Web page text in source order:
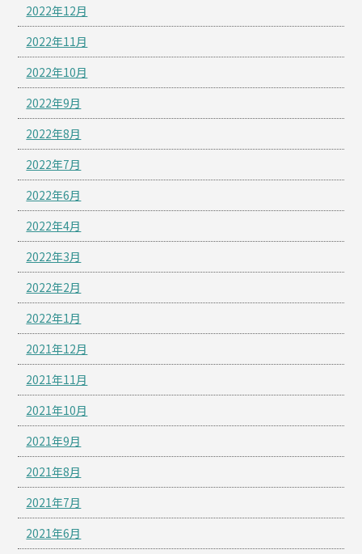
2022年12月
2022年11月
2022年10月
2022年9月
2022年8月
2022年7月
2022年6月
2022年4月
2022年3月
2022年2月
2022年1月
2021年12月
2021年11月
2021年10月
2021年9月
2021年8月
2021年7月
2021年6月